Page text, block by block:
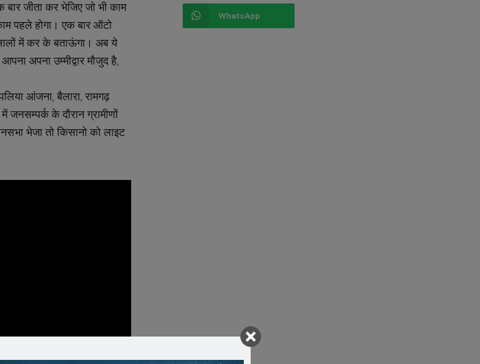
जीता कर भेजिए जो भी काम
पहले होगा। एक बार ऑटो
में कर के बताऊंगा। अब ये
अपना उम्मीद्वार मौजुद है,
आंजना, बैलारा, रामगढ़
जनसम्पर्क के दौरान ग्रामीणों
भेजा तो किसानो को लाइट
WhatsApp